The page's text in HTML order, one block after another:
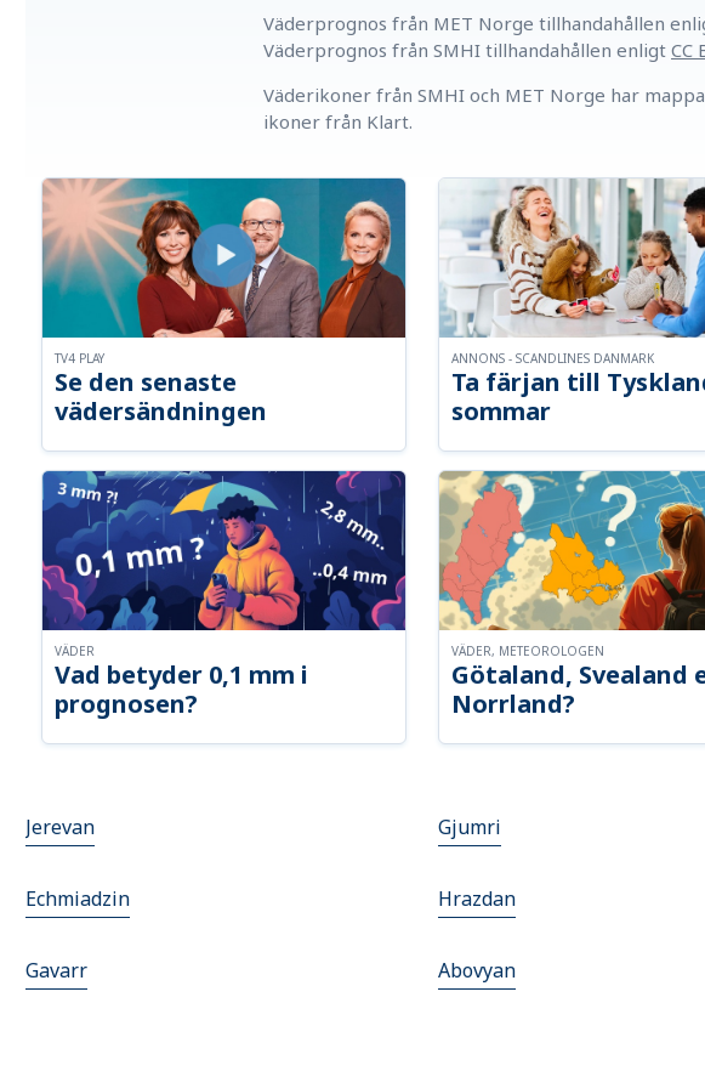
Väderprognos från MET Norge tillhandahållen
Väderprognos från SMHI tillhandahållen enligt CC
Väderikoner från SMHI och MET Norge har
ikoner från Klart.
Se den senaste
vädersändningen
TV4 PLAY
Ta färjan till
sommar
ANNONS - SCANDLINES DANMARK
Vad betyder 0,1 mm i
prognosen?
VÄDER
Götaland, Svealand
Norrland?
VÄDER, METEOROLOGEN
Jerevan Gjumri
Echmiadzin Hrazdan
Gavarr Abovyan